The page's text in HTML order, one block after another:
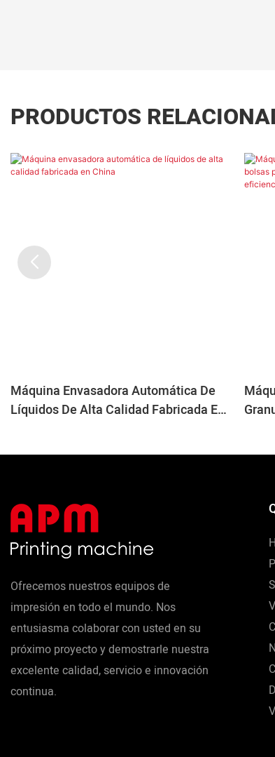
PRODUCTOS
Máquina Envasadora Automática De
Líquidos De Alta Calidad Fabricada En
Ofrecemos nuestros equipos de
impresión en todo el mundo. Nos
entusiasma colaborar con usted en su
próximo proyecto y demostrarle nuestra
excelente calidad, servicio e innovación
continua.